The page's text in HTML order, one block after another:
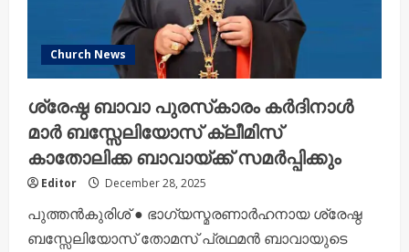
Church News
ശ്രേഷ്ഠ ബാവാ പുരസ്‌കാരം കര്‍ദിനാള്‍
മാര്‍ ബസ്സേലിയോസ് ക്ലീമിസ്
കാതോലിക്ക ബാവായ്ക്ക് സമര്‍പ്പിക്കും
Editor December 28, 2025
പുത്തന്‍കുരിശ് ● ഭാഗ്യസ്മരണാര്‍ഹനായ ശ്രേഷ്ഠ
ബസ്സേലിയോസ് തോമസ് പ്രഥമന്‍ ബാവായുടെ